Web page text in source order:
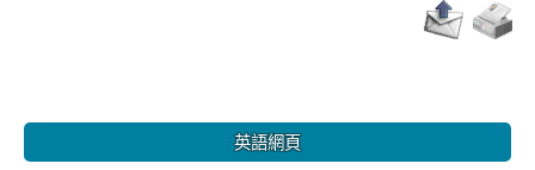
英語網頁